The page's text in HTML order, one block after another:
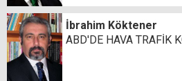
İbrahim Köktener
ABD'DE HAVA TRAFİK